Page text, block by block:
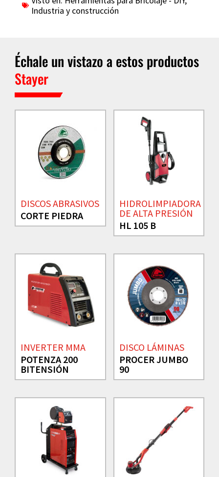
Industria y construcción
Échale un vistazo a estos productos
Stayer
DISCOS ABRASIVOS
CORTE PIEDRA
HIDROLIMPIADORA
DE ALTA PRESIÓN
HL 105 B
INVERTER MMA
POTENZA 200
BITENSIÓN
DISCO LÁMINAS
PROCER JUMBO
90